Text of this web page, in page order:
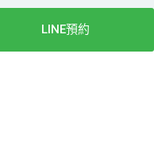
LINE預約